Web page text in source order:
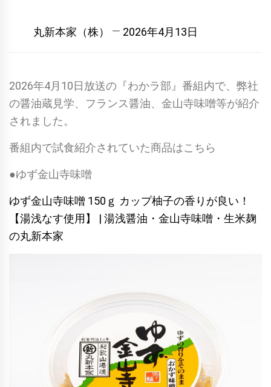
丸新本家（株） 2026年4月13日
2026年4月10日放送の『わかラ部』番組内で、弊社
の醤油蔵見学、フランス醤油、金山寺味噌等が紹介
されました。
番組内で試食紹介されていた商品はこちら
●ゆず金山寺味噌
ゆず金山寺味噌 150ｇ カップ柚子の香りが良い！
【湯浅なす使用】 | 湯浅醤油・金山寺味噌・生米麹
の丸新本家